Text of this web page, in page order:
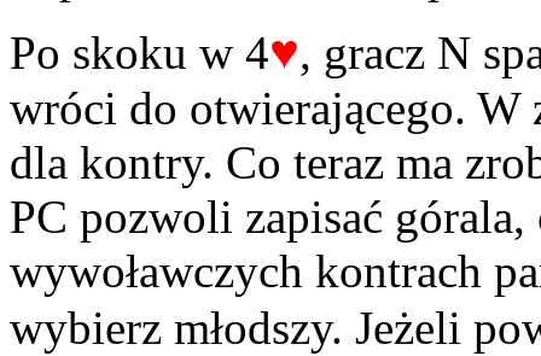
Po skoku w 4♥, gracz N
wróci do otwierającego. W
dla kontry. Co teraz ma
PC pozwoli zapisać
wywoławczych kontrach
wybierz młodszy. Jeżeli